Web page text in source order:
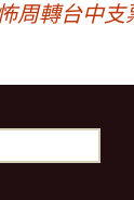
周轉台中